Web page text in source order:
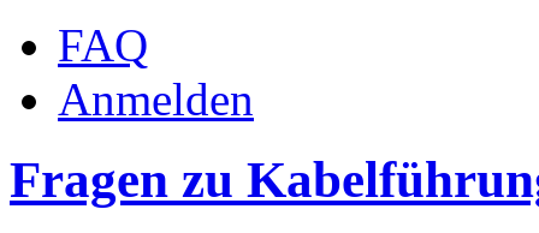
FAQ
Anmelden
Fragen zu